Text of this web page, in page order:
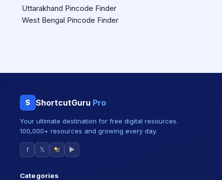
Uttarakhand Pincode Finder
West Bengal Pincode Finder
S ShortcutGuru Pro
Your ultimate destination for free digital resources.
100,000+ resources and growing every day.
f 𝕏 ▶
Categories